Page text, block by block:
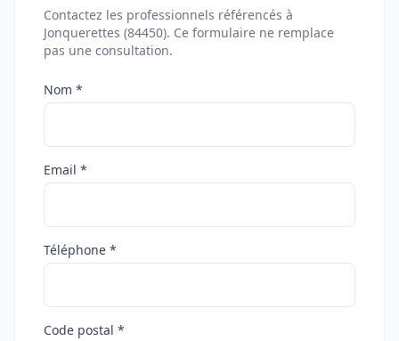
Contactez les professionnels référencés à
Jonquerettes (84450). Ce formulaire ne remplace
pas une consultation.
Nom *
Email *
Téléphone *
Code postal *